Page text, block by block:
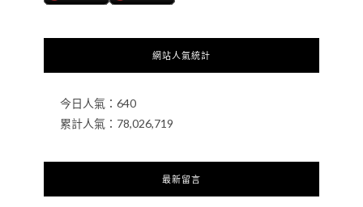
網站人氣統計
今日人氣： 640
累計人氣： 78,026,719
最新留言